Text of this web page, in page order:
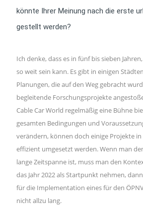
könnte Ihrer Meinung nach die erste
gestellt werden?
Ich denke, dass es in fünf bis sieben
so weit sein kann. Es gibt in einigen
Planungen, die auf den Weg gebracht
begleitende Forschungsprojekte
Cable Car World regelmäßig eine Bühne
gesamten Bedingungen und
verändern, können doch einige Projekte in
effizient umgesetzt werden. Wenn man
lange Zeitspanne ist, muss man den
das Jahr 2022 als Startpunkt nehmen,
für die Implementation eines für den
nicht allzu lang.